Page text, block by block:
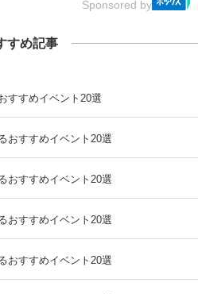
Sponsored by
すめ記事
すすめイベント20選
おすすめイベント20選
おすすめイベント20選
おすすめイベント20選
おすすめイベント20選